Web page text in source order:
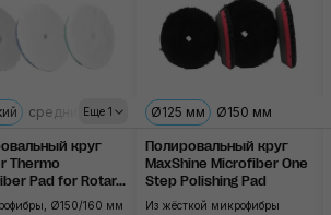
Еще 1
средний мягкий
круг
Thermo
Pad for Rotar...
Ø150/160 мм
Ø125 мм Ø150 мм
Полировальный круг
MaxShine Microfiber One
Step Polishing Pad
Из жёсткой микрофибры